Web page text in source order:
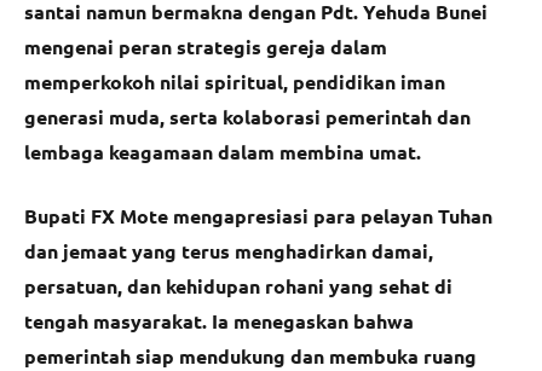
santai namun bermakna dengan Pdt. Yehuda Bunei
mengenai peran strategis gereja dalam
memperkokoh nilai spiritual, pendidikan iman
generasi muda, serta kolaborasi pemerintah dan
lembaga keagamaan dalam membina umat.
Bupati FX Mote mengapresiasi para pelayan Tuhan
dan jemaat yang terus menghadirkan damai,
persatuan, dan kehidupan rohani yang sehat di
tengah masyarakat. Ia menegaskan bahwa
pemerintah siap mendukung dan membuka ruang